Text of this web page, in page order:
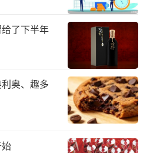
席市场与数字商务官周苑忻女士
井坊首席市场与数字商
了下半年
奥、趣多